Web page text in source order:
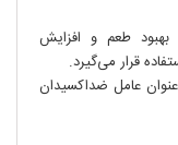
بهبود طعم و افزایش
قرار می‌گیرد.
عامل ضداکسیدان